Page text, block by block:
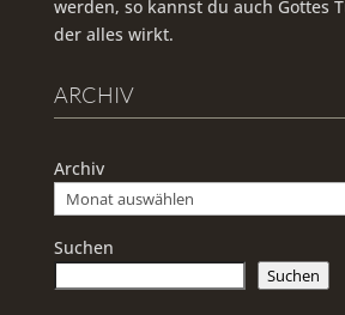
werden, so kannst du auch Gottes
der alles wirkt.
ARCHIV
Archiv
Suchen
Suchen